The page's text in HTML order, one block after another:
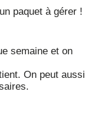
paquet à gérer !
semaine et on
On peut aussi